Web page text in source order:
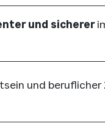
und sicherer
und beruflicher